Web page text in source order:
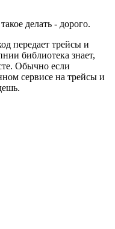
делать - дорого.
передает трейсы и
библиотека знает,
Обычно если
сервисе на трейсы и